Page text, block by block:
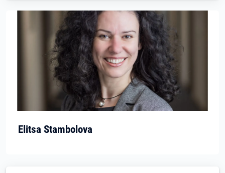
Elitsa Stambolova